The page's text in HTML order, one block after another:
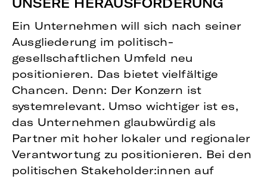
Ein Unternehmen will sich nach seiner
Ausgliederung im politisch-
gesellschaftlichen Umfeld neu
positionieren. Das bietet vielfältige
Chancen. Denn: Der Konzern ist
systemrelevant. Umso wichtiger ist es,
das Unternehmen glaubwürdig als
Partner mit hoher lokaler und regionaler
Verantwortung zu positionieren. Bei den
politischen Stakeholder:innen auf